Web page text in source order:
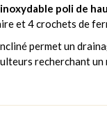
poli de
et 4 crochets de
permet un
recherchant